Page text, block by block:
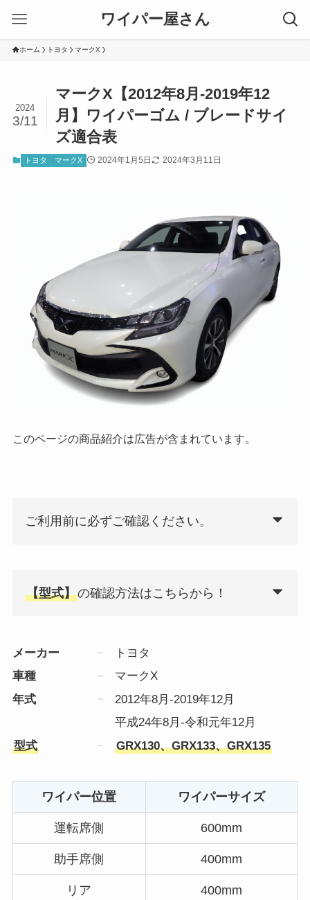
ワイパー屋さん
ホーム トヨタ マークX
マークX【2012年8月-2019年12
月】ワイパーゴム / ブレードサイ
ズ適合表
2024
3/11
トヨタ マークX 2024年1月5日 2024年3月11日
このページの商品紹介は広告が含まれています。
ご利用前に必ずご確認ください。
【型式】の確認方法はこちらから！
メーカー
トヨタ
車種
マークX
年式
2012年8月-2019年12月
平成24年8月-令和元年12月
型式
GRX130、GRX133、GRX135
ワイパー位置 ワイパーサイズ
運転席側 600mm
助手席側 400mm
リア 400mm